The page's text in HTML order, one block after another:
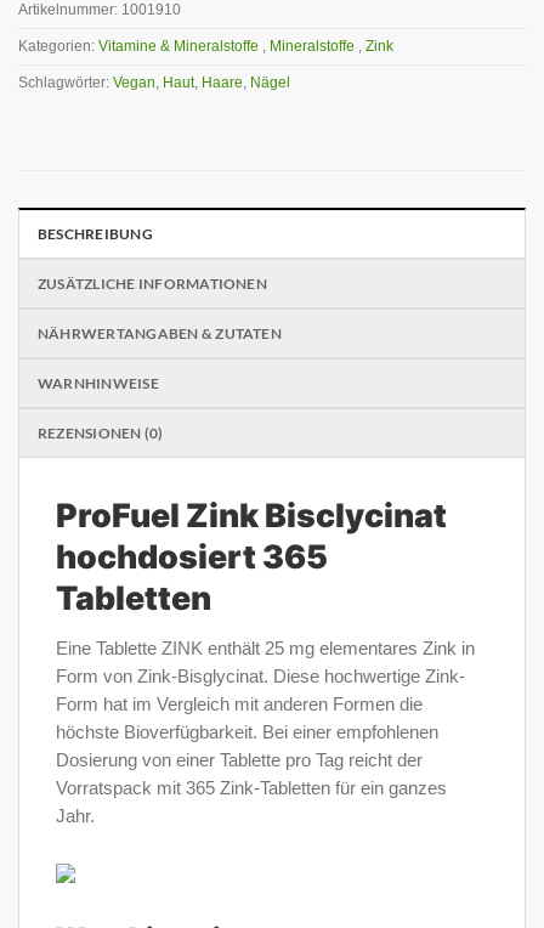
Artikelnummer: 1001910
Kategorien: Vitamine & Mineralstoffe , Mineralstoffe , Zink
Schlagwörter: Vegan, Haut, Haare, Nägel
BESCHREIBUNG
ZUSÄTZLICHE INFORMATIONEN
NÄHRWERTANGABEN & ZUTATEN
WARNHINWEISE
REZENSIONEN (0)
ProFuel Zink Bisclycinat
hochdosiert 365
Tabletten
Eine Tablette ZINK enthält 25 mg elementares Zink in
Form von Zink-Bisglycinat. Diese hochwertige Zink-
Form hat im Vergleich mit anderen Formen die
höchste Bioverfügbarkeit. Bei einer empfohlenen
Dosierung von einer Tablette pro Tag reicht der
Vorratspack mit 365 Zink-Tabletten für ein ganzes
Jahr.